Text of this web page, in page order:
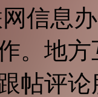
信息
。地
帖评